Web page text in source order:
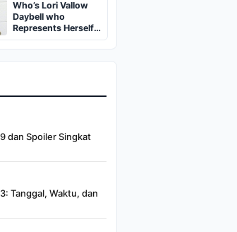
Who’s Lori Vallow
Daybell who
Represents Herself
in Fourth Husband's
Murder Trial
dan Spoiler Singkat
Tanggal, Waktu, dan